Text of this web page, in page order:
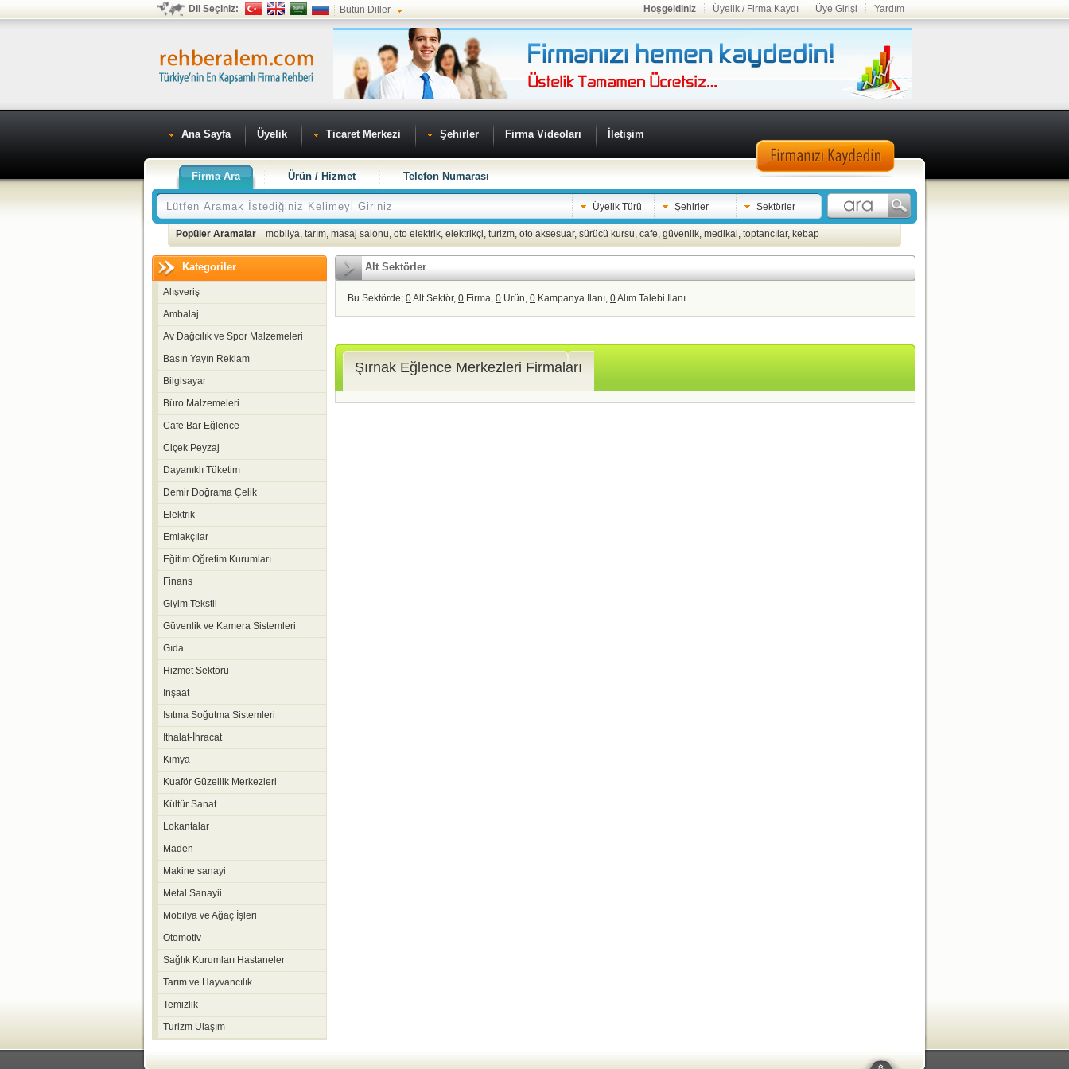
Dil Seçiniz: Bütün Diller Hoşgeldiniz Üyelik / Firma Kaydı Üye Girişi Yardım
Ana Sayfa Üyelik Ticaret Merkezi Şehirler Firma Videoları İletişim
Firma Ara Ürün / Hizmet Telefon Numarası
Üyelik Türü Şehirler Sektörler
Popüler Aramalar mobilya, tarım, masaj salonu, oto elektrik, elektrikçi, turizm, oto aksesuar, sürücü kursu, cafe, güvenlik, medikal , toptancılar, kebap
Kategoriler
Alışveriş
Ambalaj
Av Dağcılık ve Spor Malzemeleri
Basın Yayın Reklam
Bilgisayar
Büro Malzemeleri
Cafe Bar Eğlence
Ciçek Peyzaj
Dayanıklı Tüketim
Demir Doğrama Çelik
Elektrik
Emlakçılar
Eğitim Öğretim Kurumları
Finans
Giyim Tekstil
Güvenlik ve Kamera Sistemleri
Gıda
Hizmet Sektörü
Inşaat
Isıtma Soğutma Sistemleri
Ithalat-İhracat
Kimya
Kuaför Güzellik Merkezleri
Kültür Sanat
Lokantalar
Maden
Makine sanayi
Metal Sanayii
Mobilya ve Ağaç İşleri
Otomotiv
Sağlık Kurumları Hastaneler
Tarım ve Hayvancılık
Temizlik
Turizm Ulaşım
Alt Sektörler
Bu Sektörde; 0Alt Sektör, 0 Firma, 0 Ürün, 0 Kampanya İlanı, 0Alım Talebi İlanı
Şırnak Eğlence Merkezleri Firmaları